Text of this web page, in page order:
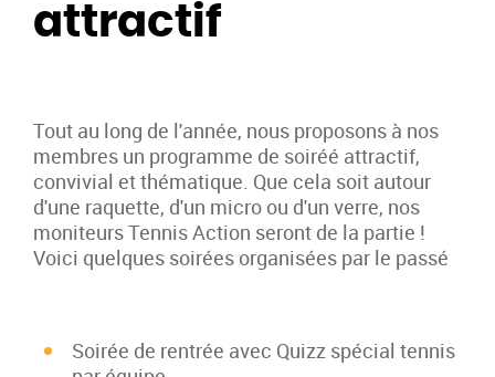
attractif
Tout au long de l'année, nous proposons à nos
membres un programme de soiréé attractif,
convivial et thématique. Que cela soit autour
d'une raquette, d'un micro ou d'un verre, nos
moniteurs Tennis Action seront de la partie !
Voici quelques soirées organisées par le passé
Soirée de rentrée avec Quizz spécial tennis